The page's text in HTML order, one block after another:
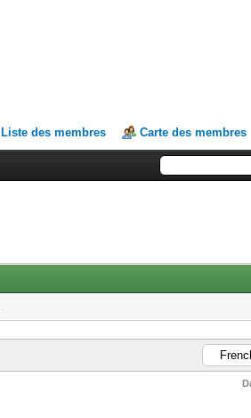
Liste des membres Carte des membres